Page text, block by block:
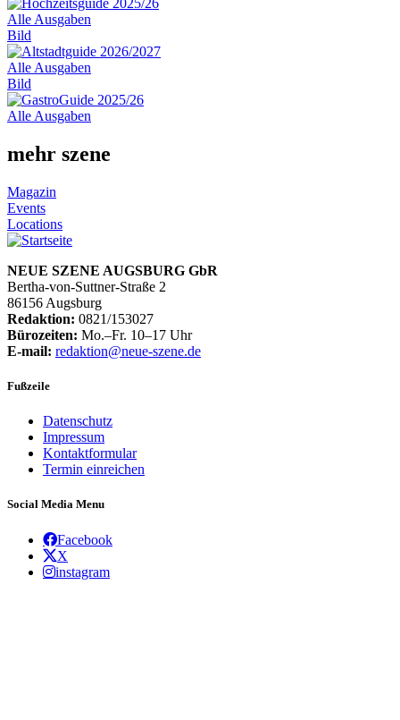
Alle Ausgaben
Bild
Alle Ausgaben
Bild
Alle Ausgaben
mehr szene
Magazin
Events
Locations
NEUE SZENE AUGSBURG GbR
Bertha-von-Suttner-Straße 2
86156 Augsburg
Redaktion: 0821/153027
Bürozeiten: Mo.–Fr. 10–17 Uhr
E-mail: redaktion@neue-szene.de
Fußzeile
Datenschutz
Impressum
Kontaktformular
Termin einreichen
Social Media Menu
Facebook
X
instagram